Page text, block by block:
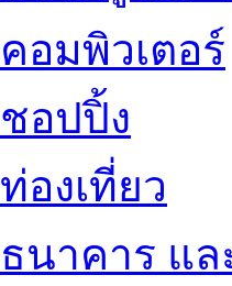
คอมพิวเตอร์
ชอปปิ้ง
ท่องเที่ยว
ธนาคาร แล